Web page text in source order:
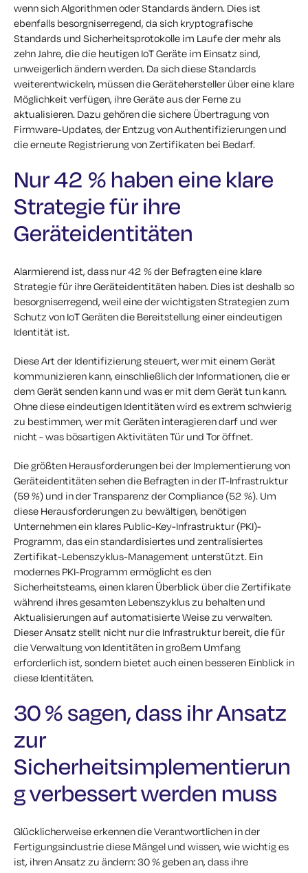
wenn sich Algorithmen oder Standards ändern. Dies ist
ebenfalls besorgniserregend, da sich kryptografische
Standards und Sicherheitsprotokolle im Laufe der mehr als
zehn Jahre, die die heutigen IoT Geräte im Einsatz sind,
unweigerlich ändern werden. Da sich diese Standards
weiterentwickeln, müssen die Gerätehersteller über eine klare
Möglichkeit verfügen, ihre Geräte aus der Ferne zu
aktualisieren. Dazu gehören die sichere Übertragung von
Firmware-Updates, der Entzug von Authentifizierungen und
die erneute Registrierung von Zertifikaten bei Bedarf.
Nur 42 % haben eine klare
Strategie für ihre
Geräteidentitäten
Alarmierend ist, dass nur 42 % der Befragten eine klare
Strategie für ihre Geräteidentitäten haben. Dies ist deshalb so
besorgniserregend, weil eine der wichtigsten Strategien zum
Schutz von IoT Geräten die Bereitstellung einer eindeutigen
Identität ist.
Diese Art der Identifizierung steuert, wer mit einem Gerät
kommunizieren kann, einschließlich der Informationen, die er
dem Gerät senden kann und was er mit dem Gerät tun kann.
Ohne diese eindeutigen Identitäten wird es extrem schwierig
zu bestimmen, wer mit Geräten interagieren darf und wer
nicht - was bösartigen Aktivitäten Tür und Tor öffnet.
Die größten Herausforderungen bei der Implementierung von
Geräteidentitäten sehen die Befragten in der IT-Infrastruktur
(59 %) und in der Transparenz der Compliance (52 %). Um
diese Herausforderungen zu bewältigen, benötigen
Unternehmen ein klares Public-Key-Infrastruktur (PKI)-
Programm, das ein standardisiertes und zentralisiertes
Zertifikat-Lebenszyklus-Management unterstützt. Ein
modernes PKI-Programm ermöglicht es den
Sicherheitsteams, einen klaren Überblick über die Zertifikate
während ihres gesamten Lebenszyklus zu behalten und
Aktualisierungen auf automatisierte Weise zu verwalten.
Dieser Ansatz stellt nicht nur die Infrastruktur bereit, die für
die Verwaltung von Identitäten in großem Umfang
erforderlich ist, sondern bietet auch einen besseren Einblick in
diese Identitäten.
30 % sagen, dass ihr Ansatz
zur
Sicherheitsimplementierun
g verbessert werden muss
Glücklicherweise erkennen die Verantwortlichen in der
Fertigungsindustrie diese Mängel und wissen, wie wichtig es
ist, ihren Ansatz zu ändern: 30 % geben an, dass ihre